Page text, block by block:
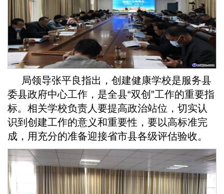
局领导张平良指出，创建健康学校是服务县
委县政府中心工作，是全县“双创”工作的重要指
标。相关学校负责人要提高政治站位，切实认
识到创建工作的意义和重要性，要以高标准完
成，用充分的准备迎接省市县各级评估验收。